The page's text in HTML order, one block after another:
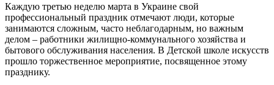
Каждую третью неделю марта в Украине свой
профессиональный праздник отмечают люди, которые
занимаются сложным, часто неблагодарным, но важным
делом – работники жилищно-коммунального хозяйства и
бытового обслуживания населения. В Детской школе искусств
прошло торжественное мероприятие, посвященное этому
празднику.